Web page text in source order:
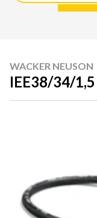
WACKER NEUSON
IEE38/34/1,5